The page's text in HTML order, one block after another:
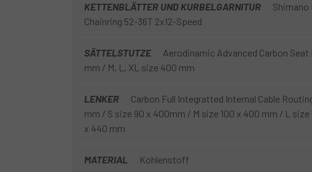
KETTENBLÄTTER UND KURBELGARNITUR
Shimano
Chainring 52-36T 2x12-Speed
SÄTTELSTUTZE
Aerodinamic Advanced Carbon
mm / M, L, XL size 400 mm
LENKER
Carbon Full Integratted Internal Cable
mm / S size 90 x 400mm / M size 100 x 400 mm / L size
x 440 mm
MATERIAL Kohlenstoff